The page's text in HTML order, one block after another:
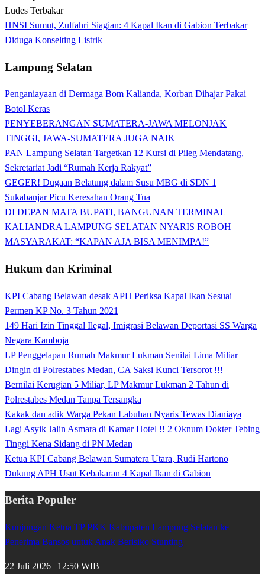
HNSI Sumut, Zulfahri Siagian: 4 Kapal Ikan di Gabion Terbakar
Diduga Konselting Listrik
Lampung Selatan
Penganiayaan di Dermaga Bom Kalianda, Korban Dihajar Pakai
Botol Keras
PENYEBERANGAN SUMATERA-JAWA MELONJAK
TINGGI, JAWA-SUMATERA JUGA NAIK
PAN Lampung Selatan Targetkan 12 Kursi di Pileg Mendatang,
Sekretariat Jadi “Rumah Kerja Rakyat”
GEGER! Dugaan Belatung dalam Susu MBG di SDN 1
Sukabanjar Picu Keresahan Orang Tua
DI DEPAN MATA BUPATI, BANGUNAN TERMINAL
KALIANDRA LAMPUNG SELATAN NYARIS ROBOH –
MASYARAKAT: “KAPAN AJA BISA MENIMPA!”
Hukum dan Kriminal
KPI Cabang Belawan desak APH Periksa Kapal Ikan Sesuai
Permen KP No. 3 Tahun 2021
149 Hari Izin Tinggal Ilegal, Imigrasi Belawan Deportasi SS Warga
Negara Kamboja
LP Penggelapan Rumah Makmur Lukman Senilai Lima Miliar
Dingin di Polrestabes Medan, CA Saksi Kunci Tersorot !!!
Bernilai Kerugian 5 Miliar, LP Makmur Lukman 2 Tahun di
Polrestabes Medan Tanpa Tersangka
Kakak dan adik Warga Pekan Labuhan Nyaris Tewas Dianiaya
Lagi Asyik Jalin Asmara di Kamar Hotel !! 2 Oknum Dokter Tebing
Tinggi Kena Sidang di PN Medan
Ketua KPI Cabang Belawan Sumatera Utara, Rudi Hartono
Dukung APH Usut Kebakaran 4 Kapal Ikan di Gabion
Berita Populer
Kunjungan Ketua TP PKK Kabupaten Lampung Selatan ke
Penerima Bansos untuk Anak Berisiko Stunting
22 Juli 2026 | 12:50 WIB